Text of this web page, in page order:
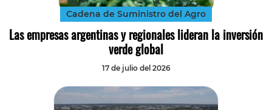
Cadena de Suministro del Agro
Las empresas argentinas y regionales lideran la inversión
verde global
17 de julio del 2026